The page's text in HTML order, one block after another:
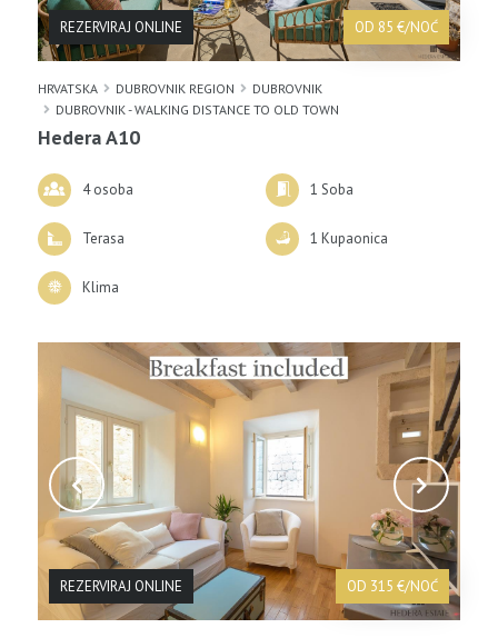
REZERVIRAJ ONLINE OD 85 €/NOĆ
HRVATSKA DUBROVNIK REGION
DUBROVNIK
DUBROVNIK - WALKING DISTANCE TO OLD TOWN
Hedera A10
4 osoba 1 Soba
Terasa 1 Kupaonica
Klima
REZERVIRAJ ONLINE OD 315 €/NOĆ